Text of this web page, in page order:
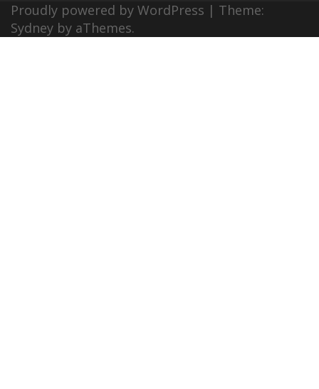
Proudly powered by WordPress | Theme:
Sydney by aThemes.